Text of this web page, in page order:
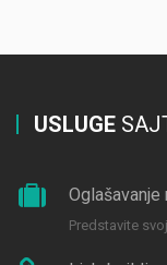
USLUGE
Oglašavanje
Predstavite